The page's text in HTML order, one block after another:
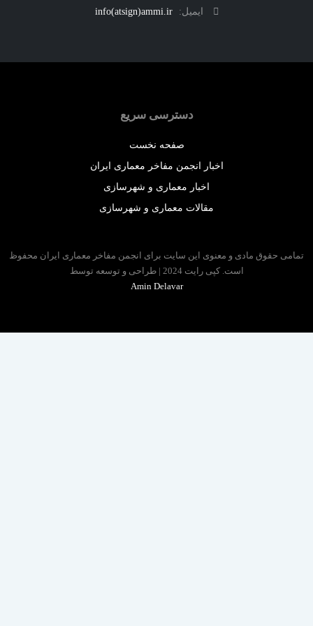
ایمیل:
info(atsign)ammi.ir
دسترسی سریع
صفحه نخست
اخبار انجمن مفاخر معماری ایران
اخبار معماری و شهرسازی
مقالات معماری و شهرسازی
حقوق مادی و معنوی این سایت برای انجمن مفاخر معماری ایران محفوظ
است. کپی رایت 2024 | طراحی و توسعه توسط
Amin Delavar